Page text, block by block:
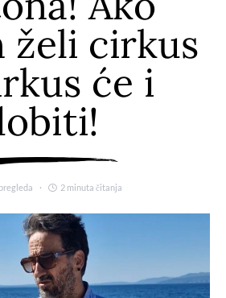
želi cirkus
će i
2 minuta čitanja